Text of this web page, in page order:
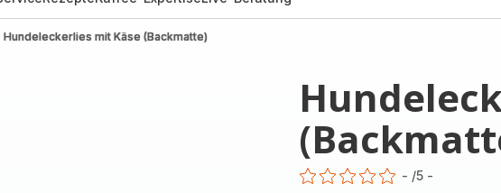
Hundeleckerlies mit Käse (Backmatte)
- /5 -